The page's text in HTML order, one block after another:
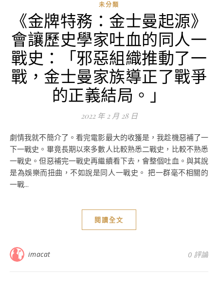
未分類
《金牌特務：金士曼起源》
會讓歷史學家吐血的同人一
戰史：「邪惡組織推動了一
戰，金士曼家族導正了戰爭
的正義結局。」
2022 年 2 月 28 日
劇情我就不簡介了。看完電影最大的收獲是，我趁機惡補了一
下一戰史。畢竟長期以來多數人比較熟悉二戰史，比較不熟悉
一戰史。但惡補完一戰史再繼續看下去，會整個吐血。與其說
是為娛樂而扭曲，不如說是同人一戰史。 把一群毫不相關的
一戰...
閱讀全文
imacat 0 評論